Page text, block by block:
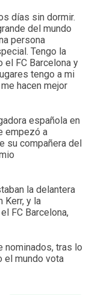
días sin dormir.
del mundo
persona
Tengo la
el FC Barcelona y
tengo a mi
hacen mejor
española en
empezó a
su compañera del
la delantera
Kerr, y la
FC Barcelona,
tras lo
el mundo vota